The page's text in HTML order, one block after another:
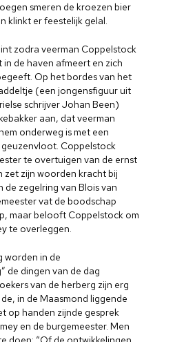
smeren de kroezen bier
klinkt er feestelijk gelal.
zodra veerman Coppelstock
de haven afmeert en zich
Op het bordes van het
(een jongensfiguur uit
schrijver Johan Been)
aan, dat veerman
onderweg is met een
Coppelstock
te overtuigen van de ernst
zet zijn woorden kracht bij
zegelring van Blois van
vat de boodschap
maar belooft Coppelstock om
te overleggen.
worden in de
de dingen van de dag
van de herberg zijn erg
in de Maasmond liggende
op handen zijnde gesprek
en de burgemeester. Men